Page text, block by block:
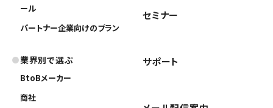
ール
パートナー企業向けのプラン
業界別で選ぶ
BtoBメーカー
商社
セミナー
サポート